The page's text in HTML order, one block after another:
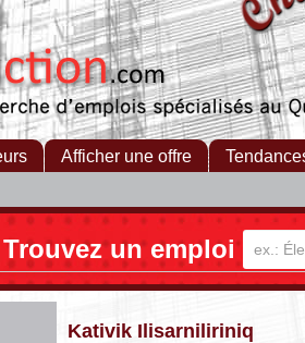
Afficher une offre
Trouvez un emploi
Kativik Ilisarniliriniq